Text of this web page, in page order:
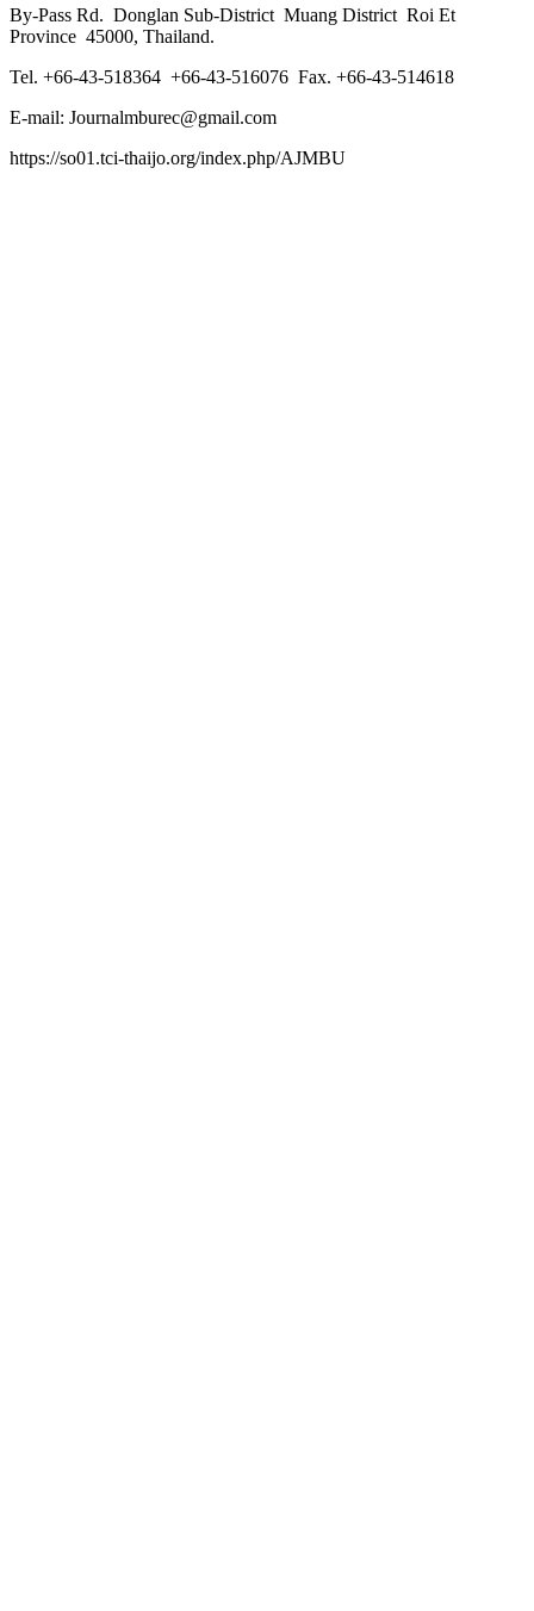
By-Pass Rd. Donglan Sub-District Muang District Roi Et
Province 45000, Thailand.
Tel. +66-43-518364 +66-43-516076 Fax. +66-43-514618
E-mail: Journalmburec@gmail.com
https://so01.tci-thaijo.org/index.php/AJMBU